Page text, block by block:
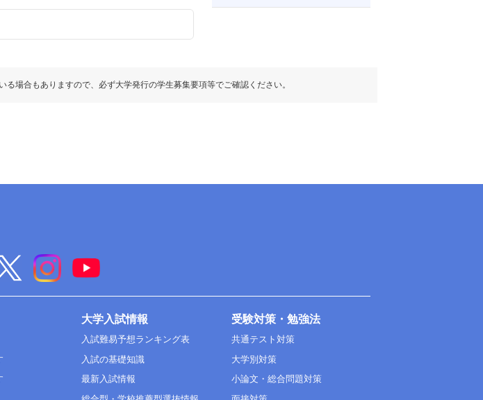
場合もありますので、必ず大学発行の学生募集要項等でご確認ください。
大学入試情報
入試難易予想ランキング表
入試の基礎知識
最新入試情報
受験対策・勉強法
共通テスト対策
大学別対策
小論文・総合問題対策